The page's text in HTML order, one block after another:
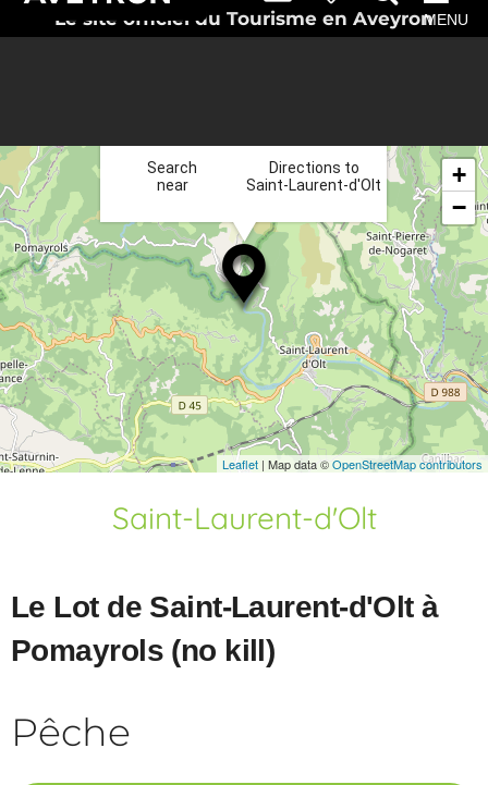
Le site officiel du Tourisme en AveyronMENU
Search
near
Directions to
Saint-Laurent-d'Olt
+
−
Leaflet | Map data ©OpenStreetMap contributors
Saint-Laurent-d'Olt
Le Lot de Saint-Laurent-d'Olt à
Pomayrols (no kill)
Pêche